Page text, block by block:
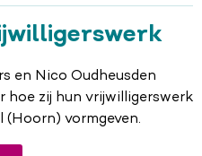
en Nico Oudheusden
hoe zij hun vrijwilligerswerk
(Hoorn) vormgeven.